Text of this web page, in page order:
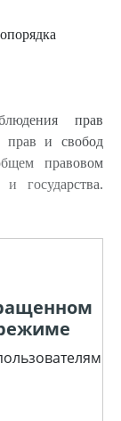
прав
прав и свобод
правовом
государства.